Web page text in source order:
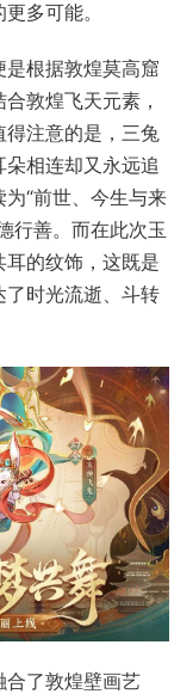
多可能。
根据敦煌莫高窟
敦煌飞天元素，
注意的是，三兔
相连却又永远追
“前世、今生与来
行善。而在此次玉
的纹饰，这既是
了时光流逝、斗转
合了敦煌壁画艺